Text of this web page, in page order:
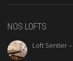
NOS LOFTS
Loft Sentier